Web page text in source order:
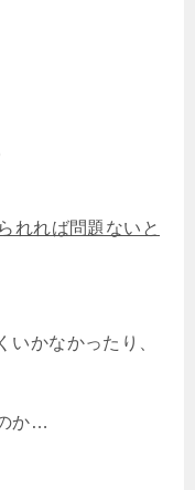
れれば問題ないと
いかなかったり、
か…